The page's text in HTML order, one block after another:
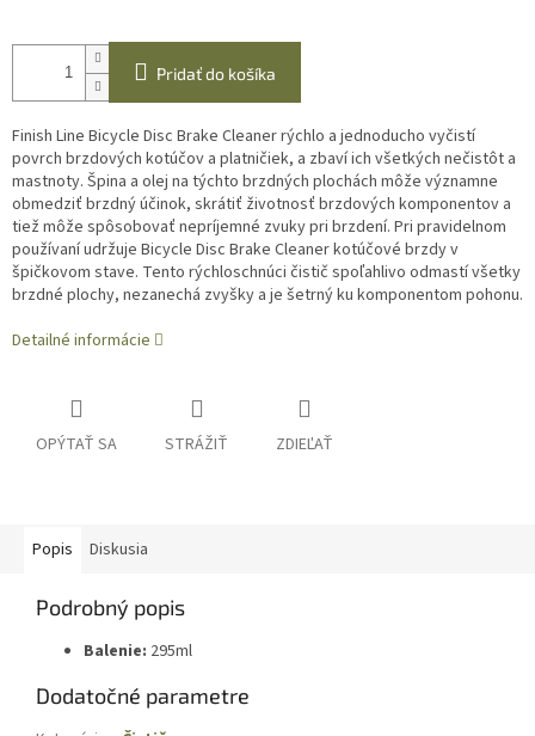
Pridať do košíka
Finish Line Bicycle Disc Brake Cleaner rýchlo a jednoducho vyčistí
povrch brzdových kotúčov a platničiek, a zbaví ich všetkých nečistôt a
mastnoty. Špina a olej na týchto brzdných plochách môže významne
obmedziť brzdný účinok, skrátiť životnosť brzdových komponentov a
tiež môže spôsobovať nepríjemné zvuky pri brzdení. Pri pravidelnom
používaní udržuje Bicycle Disc Brake Cleaner kotúčové brzdy v
špičkovom stave. Tento rýchloschnúci čistič spoľahlivo odmastí všetky
brzdné plochy, nezanechá zvyšky a je šetrný ku komponentom pohonu.
Detailné informácie
OPÝTAŤ SA STRÁŽIŤ ZDIEĽAŤ
Popis Diskusia
Podrobný popis
Balenie: 295ml
Dodatočné parametre